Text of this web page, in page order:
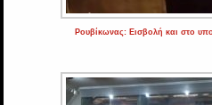
Ρουβίκωνας: Εισβολή και στο